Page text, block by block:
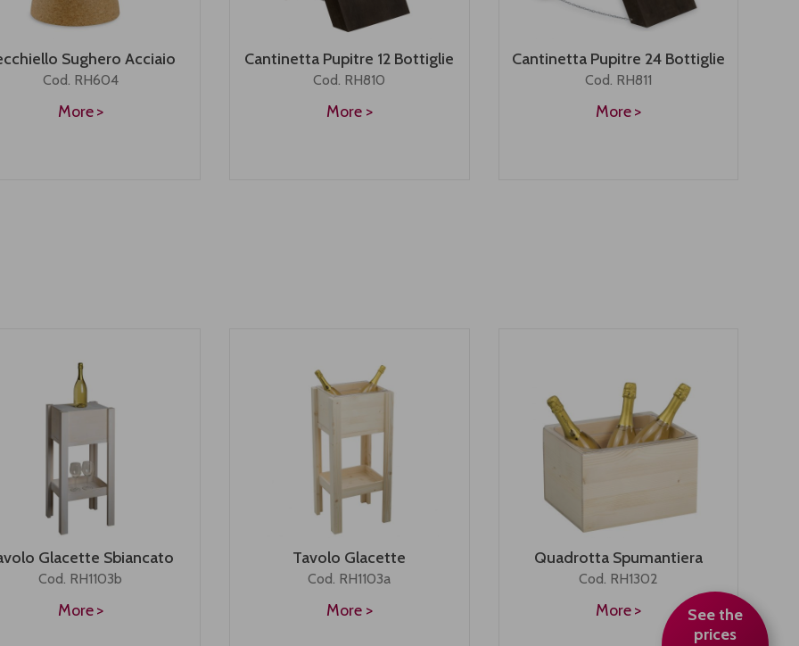
Sughero Acciaio
Cod. RH604
More
Cantinetta Pupitre 12 Bottiglie
Cod. RH810
More
Cantinetta Pupitre 24 Bottiglie
Cod. RH811
More
Glacette Sbiancato
Cod. RH1103b
More
Tavolo Glacette
Cod. RH1103a
More
Quadrotta Spumantiera
Cod. RH1302
More
See the
prices